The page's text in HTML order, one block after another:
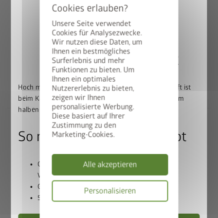
Unsere Seite verwendet
Cookies für Analysezwecke.
Wir nutzen diese Daten, um
Ihnen ein bestmögliches
Surferlebnis und mehr
Funktionen zu bieten. Um
Ihnen ein optimales
Nutzererlebnis zu bieten,
zeigen wir Ihnen
personalisierte Werbung.
Diese basiert auf Ihrer
Zustimmung zu den
Marketing-Cookies.
Alle akzeptieren
Personalisieren
einbrennlackiertes Stahlblech, Schrauben und
Scharniere aus Edelstahl
LebenslangeWartungsfreiheit
20 Jahre Garantie
Umfangreiche Grundausstattung inklusive
Lichtstärke in ihrer schönsten
Form
Die umlaufende Oberlichte aus Acrylglas verleiht dem
Gerätehaus Panorama
eine moderne Leichtigkeit, mit der
50% auf den BikeLift
Hoch mit dem Bike. Runter mit dem Preis: Der BikeLift ist
beim Kauf eines passenden Biohort Gerätehauses zum
halben Preis erhältlich.
So nutzen Sie unser Angebot
Gerätehaus und BikeLift gemeinsam in den
Warenkorb legen
GutscheincodeBIKELIFT50einlösen
50% Rabatt auf den BikeLift erhalten